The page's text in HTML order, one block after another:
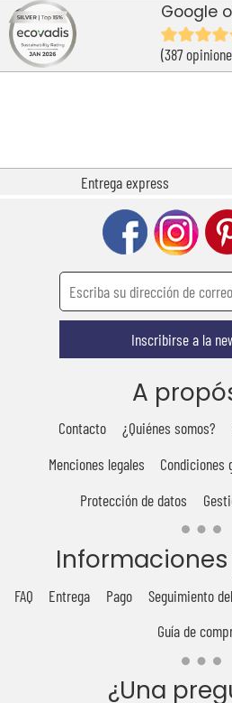
Google
(387
Entrega express
Inscribirse a la
A
Contacto ¿Quiénes somos?
Menciones legales
Condiciones
Protección de datos
FAQ Entrega Pago Seguimiento
Guía de
¿Una